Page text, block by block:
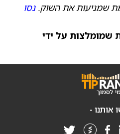
שמניעות את השוק.נסו
שמומלצות על ידי
אותנו -